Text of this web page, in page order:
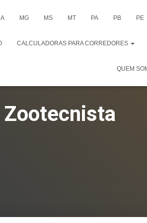
MG MS MT PA PB PE
CALCULADORAS PARA CORREDORES
QUEM
Zootecnista